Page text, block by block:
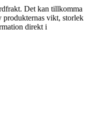
Det kan tillkomma
produkternas vikt, storlek
direkt i